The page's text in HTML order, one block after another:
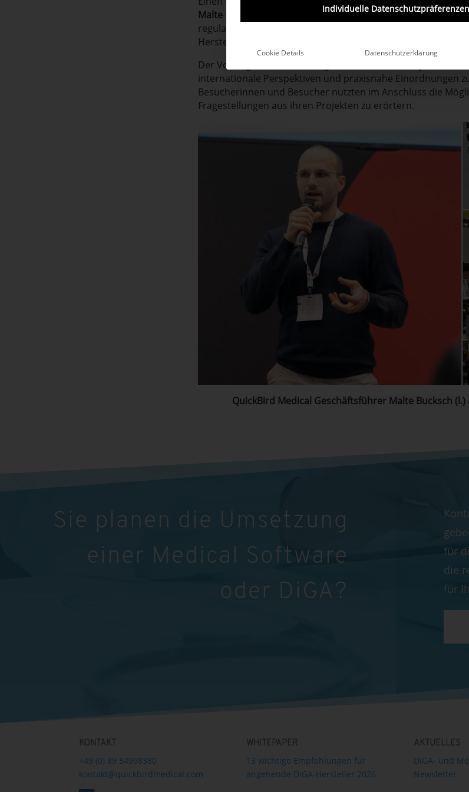
Malte Bucksch
präsentierte in seinem Vortrag„Digital Health
regulatorischen Änderungen sowie technologische Trends
Hersteller und Gesundheitseinrichtungen zunehmend
Der Vortrag war Teil des Programms von
internationale Perspektiven und praxisnahe Einordnungen
Besucherinnen und Besucher nutzten im Anschluss die
Fragestellungen aus ihren Projekten zu erörtern.
QuickBird Medical Geschäftsführer Malte Bucksch (l.)
Sie planen die Umsetzung
einer Medical Software
oder DiGA?
für
die
für
KONTAKT
+49 (0) 89 54998380
kontakt@quickbirdmedical.com
WHITEPAPER
13 wichtige Empfehlungen für
angehende DiGA-Hersteller 2026
AKTUELLES
DiGA- und
Newsletter
Individuelle Datenschutzpräferenzen
Cookie Details Datenschutzerklärung